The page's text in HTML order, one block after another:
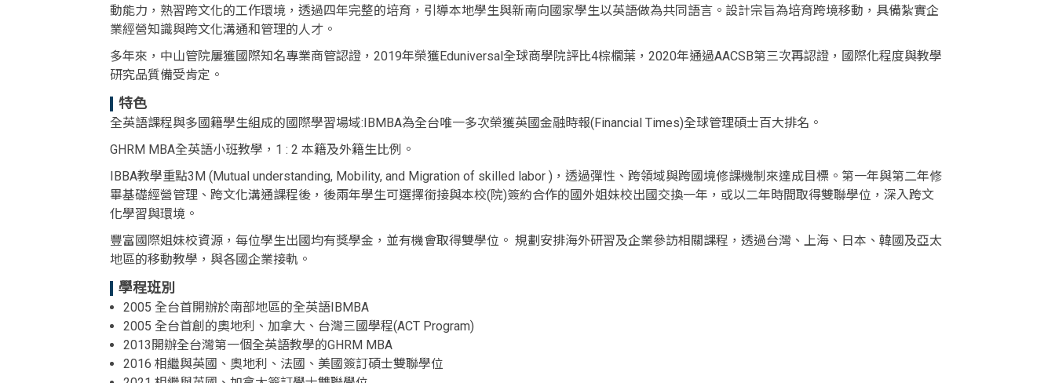
動能力，熟習跨文化的工作環境，透過四年完整的培育，引導本地學生與新南向國家學生以英語做為共同語言。設計宗旨為培育跨境移動，具備紮實企
業經營知識與跨文化溝通和管理的人才。
多年來，中山管院屢獲國際知名專業商管認證，2019年榮獲Eduniversal全球商學院評比4棕櫚葉，2020年通過AACSB第三次再認證，國際化程度與教學
研究品質備受肯定。
特色
全英語課程與多國籍學生組成的國際學習場域:IBMBA為全台唯一多次榮獲英國金融時報(Financial Times)全球管理碩士百大排名。
GHRM MBA全英語小班教學，1 : 2 本籍及外籍生比例。
IBBA教學重點3M (Mutual understanding, Mobility, and Migration of skilled labor )，透過彈性、跨領域與跨國境修課機制來達成目標。第一年與第二年修
畢基礎經營管理、跨文化溝通課程後，後兩年學生可選擇銜接與本校(院)簽約合作的國外姐妹校出國交換一年，或以二年時間取得雙聯學位，深入跨文
化學習與環境。
豐富國際姐妹校資源，每位學生出國均有獎學金，並有機會取得雙學位。 規劃安排海外研習及企業參訪相關課程，透過台灣、上海、日本、韓國及亞太
地區的移動教學，與各國企業接軌。
學程班別
2005 全台首開辦於南部地區的全英語IBMBA
2005 全台首創的奧地利、加拿大、台灣三國學程(ACT Program)
2013開辦全台灣第一個全英語教學的GHRM MBA
2016 相繼與英國、奧地利、法國、美國簽訂碩士雙聯學位